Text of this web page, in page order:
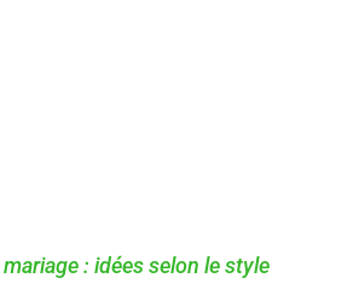
: idées selon le style